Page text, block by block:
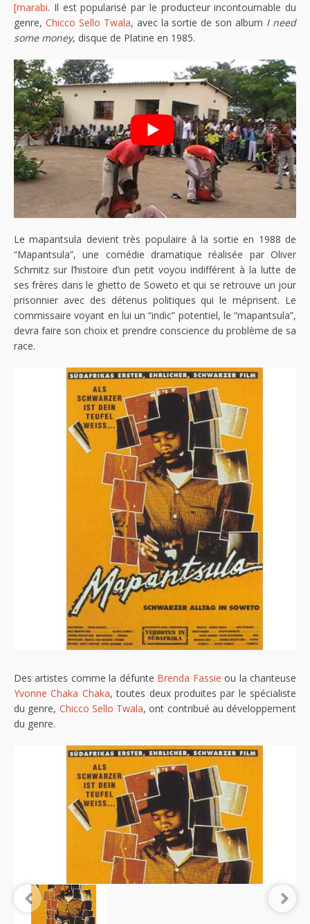
[marabi. Il est popularisé par le producteur incontournable du
genre, Chicco Sello Twala, avec la sortie de son album I need
some money, disque de Platine en 1985.
Le mapantsula devient très populaire à la sortie en 1988 de
“Mapantsula”, une comédie dramatique réalisée par Oliver
Schmitz sur l’histoire d’un petit voyou indifférent à la lutte de
ses frères dans le ghetto de Soweto et qui se retrouve un jour
prisonnier avec des détenus politiques qui le méprisent. Le
commissaire voyant en lui un “indic” potentiel, le “mapantsula”,
devra faire son choix et prendre conscience du problème de sa
race.
Des artistes comme la défunte Brenda Fassie ou la chanteuse
Yvonne Chaka Chaka, toutes deux produites par le spécialiste
du genre, Chicco Sello Twala, ont contribué au développement
du genre.